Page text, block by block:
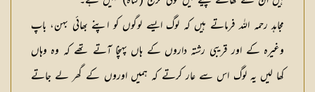
سمجھ لو۔
مجاہد رحمہ اللہ فرماتے ہیں کہ لوگ ایسے لوگوں کو اپنے بھائی بہن، باپ
وغیرہ کے اور قریبی رشتہ داروں کے ہاں پہنچا آتے تھے کہ وہ وہاں
کھا لیں یہ لوگ اس سے عار کرتے کہ ہمیں اوروں کے گھر لے جاتے